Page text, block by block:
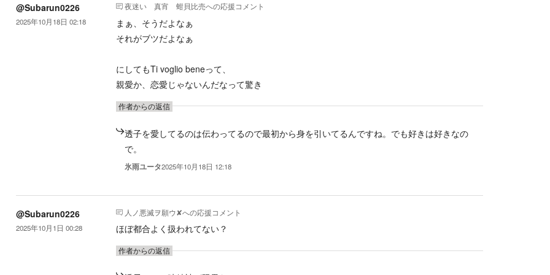
@Subarun0226
2025年10月18日 02:18
夜迷い 真宵 蚶貝比売への応援コメント
まぁ、そうだよなぁ
それがブツだよなぁ
にしてもTi voglio beneって、
親愛か、恋愛じゃないんだなって驚き
作者からの返信
透子を愛してるのは伝わってるので最初から身を引いてるんですね。でも好きは好きなの
で。
氷雨ユータ2025年10月18日 12:18
@Subarun0226
2025年10月1日 00:28
人ノ悪滅ヲ願ウ✘への応援コメント
ほぼ都合よく扱われてない？
作者からの返信